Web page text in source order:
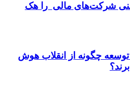
شرکت‌های مالی را هک
چگونه از انقلاب هوش